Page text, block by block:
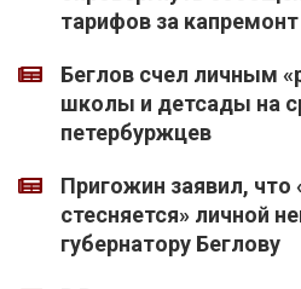
тарифов за капремонт
Беглов счел личным
школы и детсады на
петербуржцев
Пригожин заявил, что
стесняется» личной
губернатору Беглову